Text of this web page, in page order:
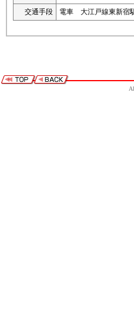
交通手段
電車 大江戸線東新宿